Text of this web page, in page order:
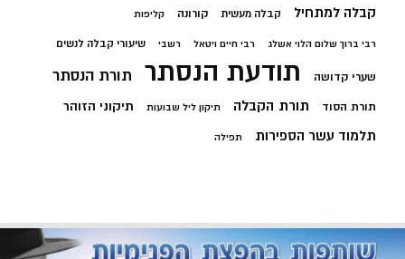
קבלה למתחיל קבלה מעשית קורונה קליפות
רבי ברוך שלום הלוי אשלג רבי חיים ויטאל רשבי שיעורי קבלה לנשים
שערי קדושה תודעת הנסתר תורת הנסתר
תורת הסוד תורת הקבלה תיקון ליל שבועות תיקוני הזוהר
תלמוד עשר הספירות תפילה